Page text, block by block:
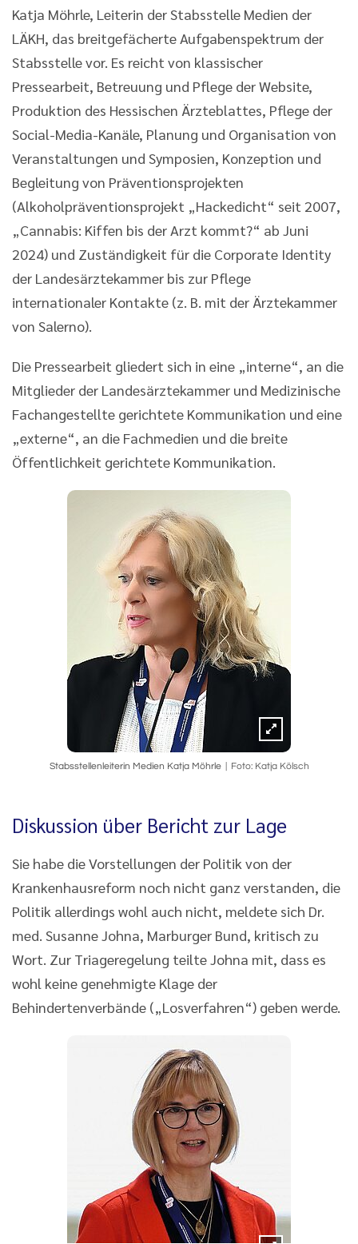
Katja Möhrle, Leiterin der Stabsstelle Medien der
LÄKH, das breitgefächerte Aufgabenspektrum der
Stabsstelle vor. Es reicht von klassischer
Pressearbeit, Betreuung und Pflege der Website,
Produktion des Hessischen Ärzteblattes, Pflege der
Social-Media-Kanäle, Planung und Organisation von
Veranstaltungen und Symposien, Konzeption und
Begleitung von Präventionsprojekten
(Alkoholpräventionsprojekt „Hackedicht“ seit 2007,
„Cannabis: Kiffen bis der Arzt kommt?“ ab Juni
2024) und Zuständigkeit für die Corporate Identity
der Landesärztekammer bis zur Pflege
internationaler Kontakte (z. B. mit der Ärztekammer
von Salerno).
Die Pressearbeit gliedert sich in eine „interne“, an die
Mitglieder der Landesärztekammer und Medizinische
Fachangestellte gerichtete Kommunikation und eine
„externe“, an die Fachmedien und die breite
Öffentlichkeit gerichtete Kommunikation.
Stabsstellenleiterin Medien Katja Möhrle Foto: Katja Kölsch
Diskussion über Bericht zur Lage
Sie habe die Vorstellungen der Politik von der
Krankenhausreform noch nicht ganz verstanden, die
Politik allerdings wohl auch nicht, meldete sich Dr.
med. Susanne Johna, Marburger Bund, kritisch zu
Wort. Zur Triageregelung teilte Johna mit, dass es
wohl keine genehmigte Klage der
Behindertenverbände („Losverfahren“) geben werde.